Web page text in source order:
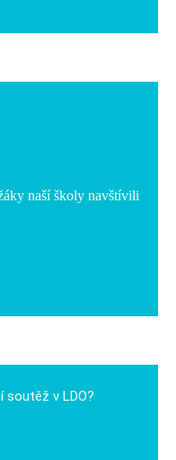
naší školy navštívili
soutěž v LDO?